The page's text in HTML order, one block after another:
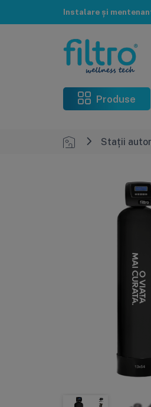
Instalare și
Produse
Stații